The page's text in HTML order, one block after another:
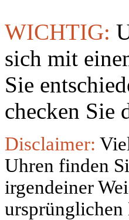
WICHTIG:
sich mit
Sie
checken Sie
Disclaimer:
Uhren finden
irgendeiner
ursprünglichen